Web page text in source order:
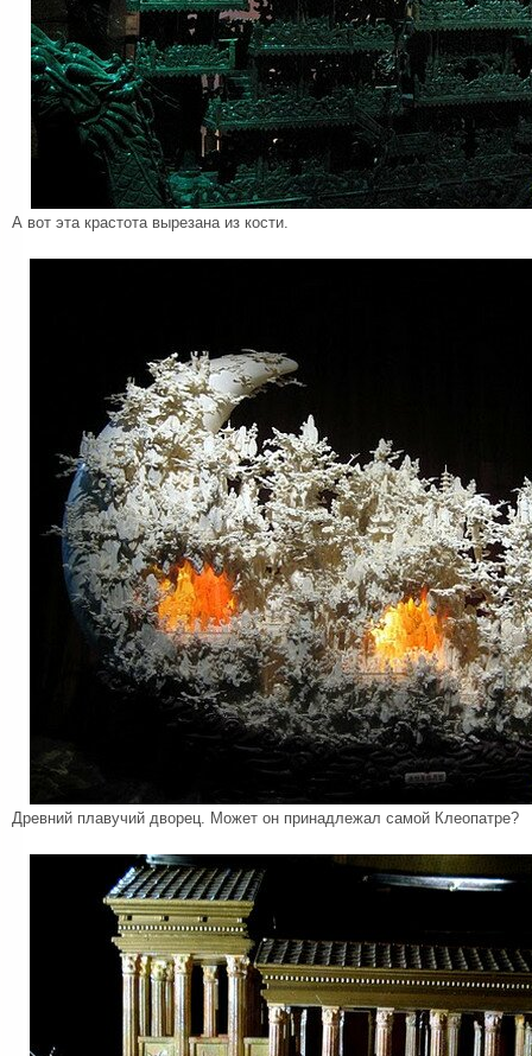
А вот эта крастота вырезана из кости.
Древний плавучий дворец. Может он принадлежал самой Клеопатре?